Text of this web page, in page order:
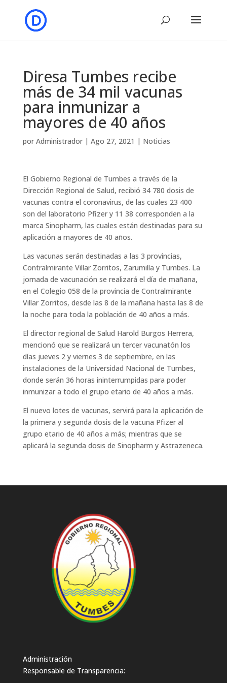
Diresa Tumbes recibe
más de 34 mil vacunas
para inmunizar a
mayores de 40 años
por Administrador| Ago 27, 2021 | Noticias
El Gobierno Regional de Tumbes a través de la
Dirección Regional de Salud, recibió 34 780 dosis de
vacunas contra el coronavirus, de las cuales 23 400
son del laboratorio Pfizer y 11 38 corresponden a la
marca Sinopharm, las cuales están destinadas para su
aplicación a mayores de 40 años.
Las vacunas serán destinadas a las 3 provincias,
Contralmirante Villar Zorritos, Zarumilla y Tumbes. La
jornada de vacunación se realizará el día de mañana,
en el Colegio 058 de la provincia de Contralmirante
Villar Zorritos, desde las 8 de la mañana hasta las 8 de
la noche para toda la población de 40 años a más.
El director regional de Salud Harold Burgos Herrera,
mencionó que se realizará un tercer vacunatón los
días jueves 2 y viernes 3 de septiembre, en las
instalaciones de la Universidad Nacional de Tumbes,
donde serán 36 horas ininterrumpidas para poder
inmunizar a todo el grupo etario de 40 años a más.
El nuevo lotes de vacunas, servirá para la aplicación de
la primera y segunda dosis de la vacuna Pfizer al
grupo etario de 40 años a más; mientras que se
aplicará la segunda dosis de Sinopharm y Astrazeneca.
Administración
Responsable de Transparencia: